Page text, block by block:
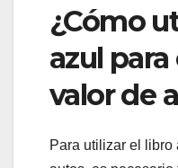
¿Cómo
azul
valor de
Para utilizar el